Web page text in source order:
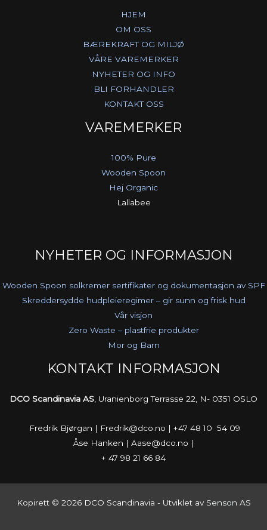
HJEM
OM OSS
BÆREKRAFT OG MILJØ
VÅRE VAREMERKER
NYHETER OG INFO
BLI FORHANDLER
KONTAKT OSS
VAREMERKER
100% Pure
Wooden Spoon
Hej Organic
Lallabee
NYHETER OG INFORMASJON
Wooden Spoon solkremer sertifikater og dokumentasjon av SPF
Skreddersydde hudpleieregimer – gir sunn og frisk hud
Vår visjon
Zero Waste – plastfrie produkter
Mor og Barn
KONTAKT INFORMASJON
DCO Scandinavia AS, Uranienborg Terrasse 22, N- 0351 OSLO
Fredrik Bjørgan | Fredrik@dco.no | +47 48 10 54 09
Åse Hanken | Aase@dco.no |
+ 47 98 21 66 84
Kopirett © 2026 DCO Scandinavia - Utviklet av Senson AS